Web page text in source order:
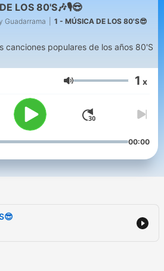
LOS 80'S🎶🎙️😎
Guadarrama 1 - MÚSICA DE LOS 80'S😎
canciones populares de los años 80'S
Volum 1 x
00:00